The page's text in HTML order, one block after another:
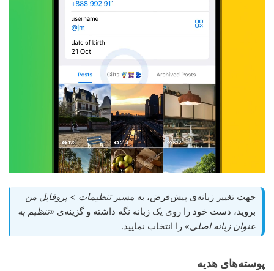
جهت تغییر زبانه‌ی پیش‌فرض، به مسیرتنظیمات > پروفایل من
بروید، دست خود را روی یک زبانه نگه داشته و گزینه‌ی «تنظیم به
عنوان زبانه اصلی» را انتخاب نمایید.
پوسته‌های هدیه